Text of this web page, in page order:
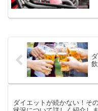
ダイエットが続かない！そ